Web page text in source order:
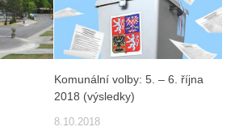
Komunální volby: 5. – 6. října
2018 (výsledky)
8.10.2018